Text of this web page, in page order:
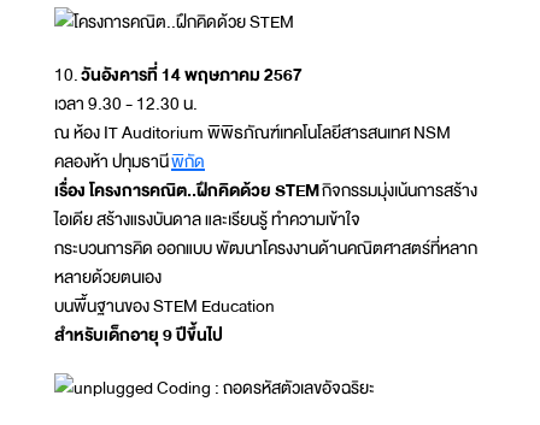
10.วันอังคารที่ 14 พฤษภาคม 2567
เวลา 9.30 - 12.30 น.
ณ ห้อง IT Auditorium พิพิธภัณฑ์เทคโนโลยีสารสนเทศ NSM
คลองห้า ปทุมธานีพิกัด
เรื่อง โครงการคณิต..ฝึกคิดด้วย STEMกิจกรรมมุ่งเน้นการสร้าง
ไอเดีย สร้างแรงบันดาล และเรียนรู้ ทำความเข้าใจ
กระบวนการคิด ออกแบบ พัฒนาโครงงานด้านคณิตศาสตร์ที่หลาก
หลายด้วยตนเอง
บนพื้นฐานของ STEM Education
สำหรับเด็กอายุ 9 ปีขึ้นไป